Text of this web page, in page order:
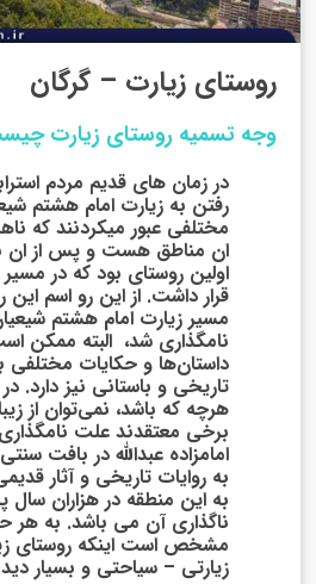
روستای زیارت – گرگان
وجه تسمیه روستای زیارت
در زمان های قدیم مردم
رفتن به زیارت امام هشتم
مختلفی عبور میکردنند که
ان مناطق هست و پس از ان
اولین روستای بود که در
قرار داشت. از این رو اسم این
مسیر زیارت امام هشتم
نامگذاری شد، البته ممکن
داستان‌ها و حکایات مختلفی
تاریخی و باستانی نیز دارد.
هرچه که باشد، نمی‌توان از
برخی معتقدند علت
امامزاده عبدالله در بافت
به روایات تاریخی و آثار
به این منطقه در هزاران
ناگذاری آن می باشد. به هر
مشخص است اینکه روستای
زیارتی – سیاحتی و بسیار